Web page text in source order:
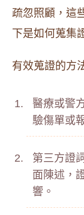
疏忽照顧，這
下是如何蒐集
有效蒐證的方
醫療或警
驗傷單或
第三方證
面陳述，
響。